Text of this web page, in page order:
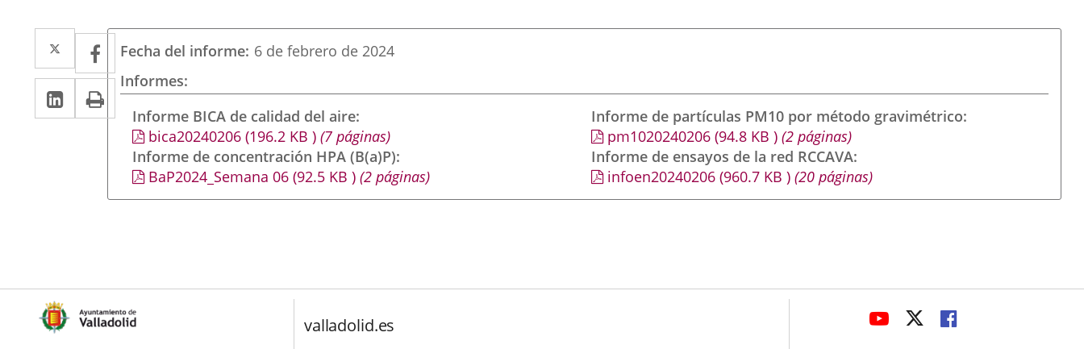
Twitter
Enlace
a
una
aplicación
externa.
Facebook
Enlace
a
una
aplicación
externa.
Linkedin
Enlace
a
aplicación
externa.
Print
Fecha del informe 6 de febrero de 2024
Informes
Informe BICA de calidad del aire
bica20240206(196.2 KB )(7 páginas)
Informe de concentración HPA (B(a)P)
BaP2024_Semana 06(92.5 KB )(2 páginas)
Informe de partículas PM10 por método gravimétrico
pm1020240206 (94.8 KB) (2 páginas)
Informe de ensayos de la red RCCAVA
infoen20240206 (960.7 KB) (20 páginas)
valladolid.es
LINK
LINKLINK